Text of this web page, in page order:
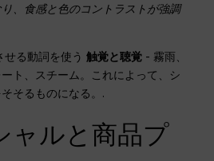
、食感と色のコントラストが強調
せる動詞を使う触覚と聴覚 - 霧雨、
ト、スチーム。これによって、シ
そるものになる。.
ャルと商品プ